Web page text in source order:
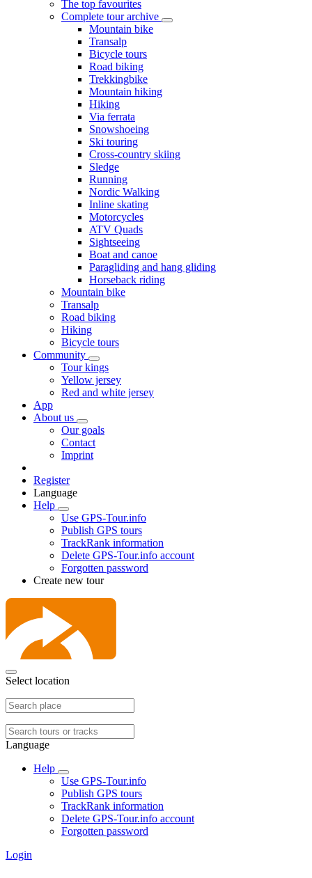
The top favourites
Complete tour archive
Mountain bike
Transalp
Bicycle tours
Road biking
Trekkingbike
Mountain hiking
Hiking
Via ferrata
Snowshoeing
Ski touring
Cross-country skiing
Sledge
Running
Nordic Walking
Inline skating
Motorcycles
ATV Quads
Sightseeing
Boat and canoe
Paragliding and hang gliding
Horseback riding
Mountain bike
Transalp
Road biking
Hiking
Bicycle tours
Community
Tour kings
Yellow jersey
Red and white jersey
App
About us
Our goals
Contact
Imprint
Register
Language
Help
Use GPS-Tour.info
Publish GPS tours
TrackRank information
Delete GPS-Tour.info account
Forgotten password
Create new tour
Select location
Language
Help
Use GPS-Tour.info
Publish GPS tours
TrackRank information
Delete GPS-Tour.info account
Forgotten password
Login